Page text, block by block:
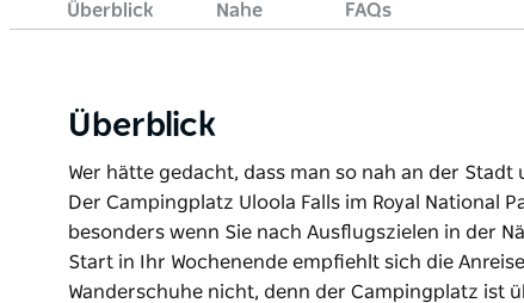
Überblick Nahe FAQs
Überblick
Wer hätte gedacht, dass man so nah an der
Der Campingplatz Uloola Falls im Royal National
besonders wenn Sie nach Ausflugszielen in der
Start in Ihr Wochenende empfiehlt sich die
Wanderschuhe nicht, denn der Campingplatz ist